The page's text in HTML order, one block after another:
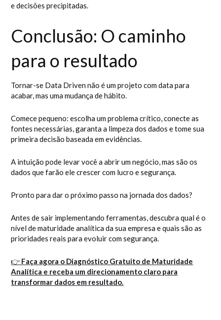
e decisões precipitadas.
Conclusão: O caminho
para o resultado
Tornar-se Data Driven não é um projeto com data para
acabar, mas uma mudança de hábito.
Comece pequeno: escolha um problema crítico, conecte as
fontes necessárias, garanta a limpeza dos dados e tome sua
primeira decisão baseada em evidências.
A intuição pode levar você a abrir um negócio, mas são os
dados que farão ele crescer com lucro e segurança.
Pronto para dar o próximo passo na jornada dos dados?
Antes de sair implementando ferramentas, descubra qual é o
nível de maturidade analítica da sua empresa e quais são as
prioridades reais para evoluir com segurança.
👉 Faça agora o Diagnóstico Gratuito de Maturidade
Analítica e receba um direcionamento claro para
transformar dados em resultado.